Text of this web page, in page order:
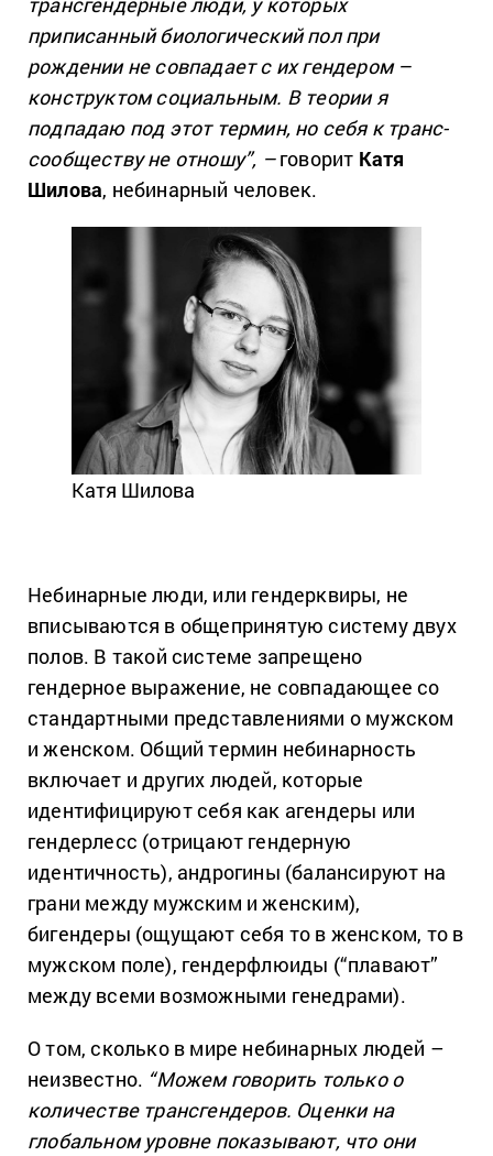
приписанный биологический пол при
рождении не совпадает с их гендером –
конструктом социальным. В теории я
подпадаю под этот термин, но себя к транс-
сообществу не отношу”, –говорит Катя
Шилова, небинарный человек.
Катя Шилова
Небинарные люди, или гендерквиры, не
вписываются в общепринятую систему двух
полов. В такой системе запрещено
гендерное выражение, не совпадающее со
стандартными представлениями о мужском
и женском. Общий термин небинарность
включает и других людей, которые
идентифицируют себя как агендеры или
гендерлесс (отрицают гендерную
идентичность), андрогины (балансируют на
грани между мужским и женским),
бигендеры (ощущают себя то в женском, то в
мужском поле), гендерфлюиды (“плавают”
между всеми возможными генедрами).
О том, сколько в мире небинарных людей –
неизвестно. “Можем говорить только о
количестве трансгендеров. Оценки на
глобальном уровне показывают, что они